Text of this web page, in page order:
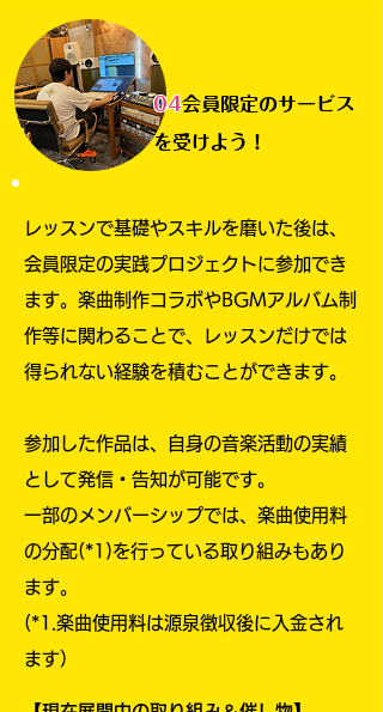
04会員限定のサービス
を受けよう！
レッスンで基礎やスキルを磨いた後は、
会員限定の実践プロジェクトに参加でき
ます。 ​楽曲制作コラボやBGMアルバム制
作等に関わることで、レッスンだけでは
得られない経験を積むことができます。
参加した作品は、自身の音楽活動の実績
として発信・告知が可能です。
​一部のメンバーシップでは、楽曲使用料
の分配(*1)を行っている取り組みもあり
ます。
(*1.楽曲使用料は源泉徴収後に入金され
ます）